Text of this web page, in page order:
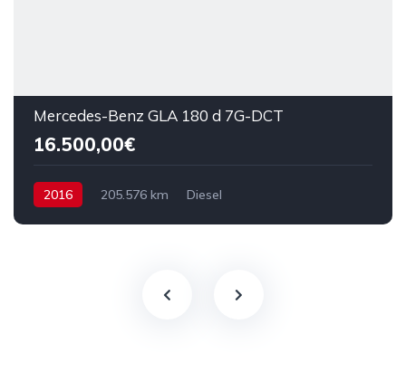
Mercedes-Benz GLA 180 d 7G-DCT
16.500,00€
2016 205.576 km Diesel